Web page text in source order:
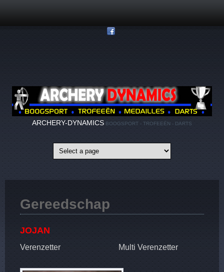
ARCHERY-DYNAMICS BOOGSPORT - TROFEEËN - DARTS
Gereedschap
JOJAN
Verenzetter Multi Verenzetter